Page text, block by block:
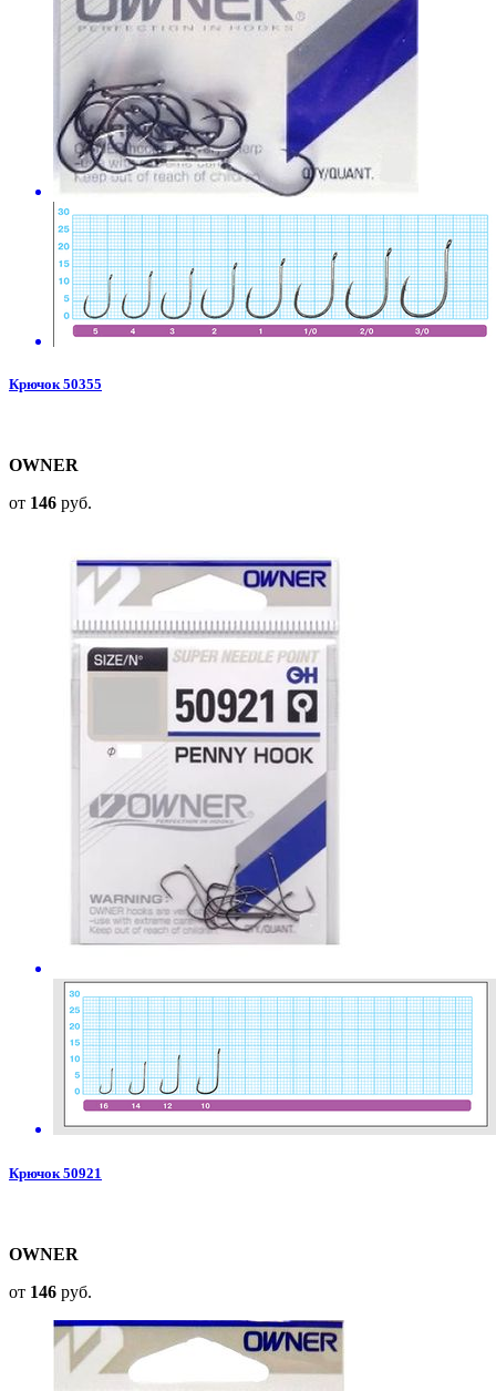
Крючок 50355
OWNER
от 146 руб.
Крючок 50921
OWNER
от 146 руб.